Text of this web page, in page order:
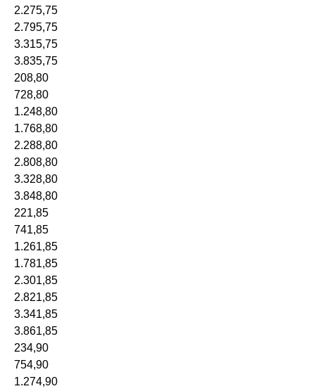
2.275,75
2.795,75
3.315,75
3.835,75
208,80
728,80
1.248,80
1.768,80
2.288,80
2.808,80
3.328,80
3.848,80
221,85
741,85
1.261,85
1.781,85
2.301,85
2.821,85
3.341,85
3.861,85
234,90
754,90
1.274,90